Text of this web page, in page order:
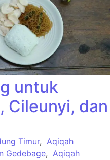
untuk
Cileunyi, dan
Timur, Aqiqah
Gedebage, Aqiqah